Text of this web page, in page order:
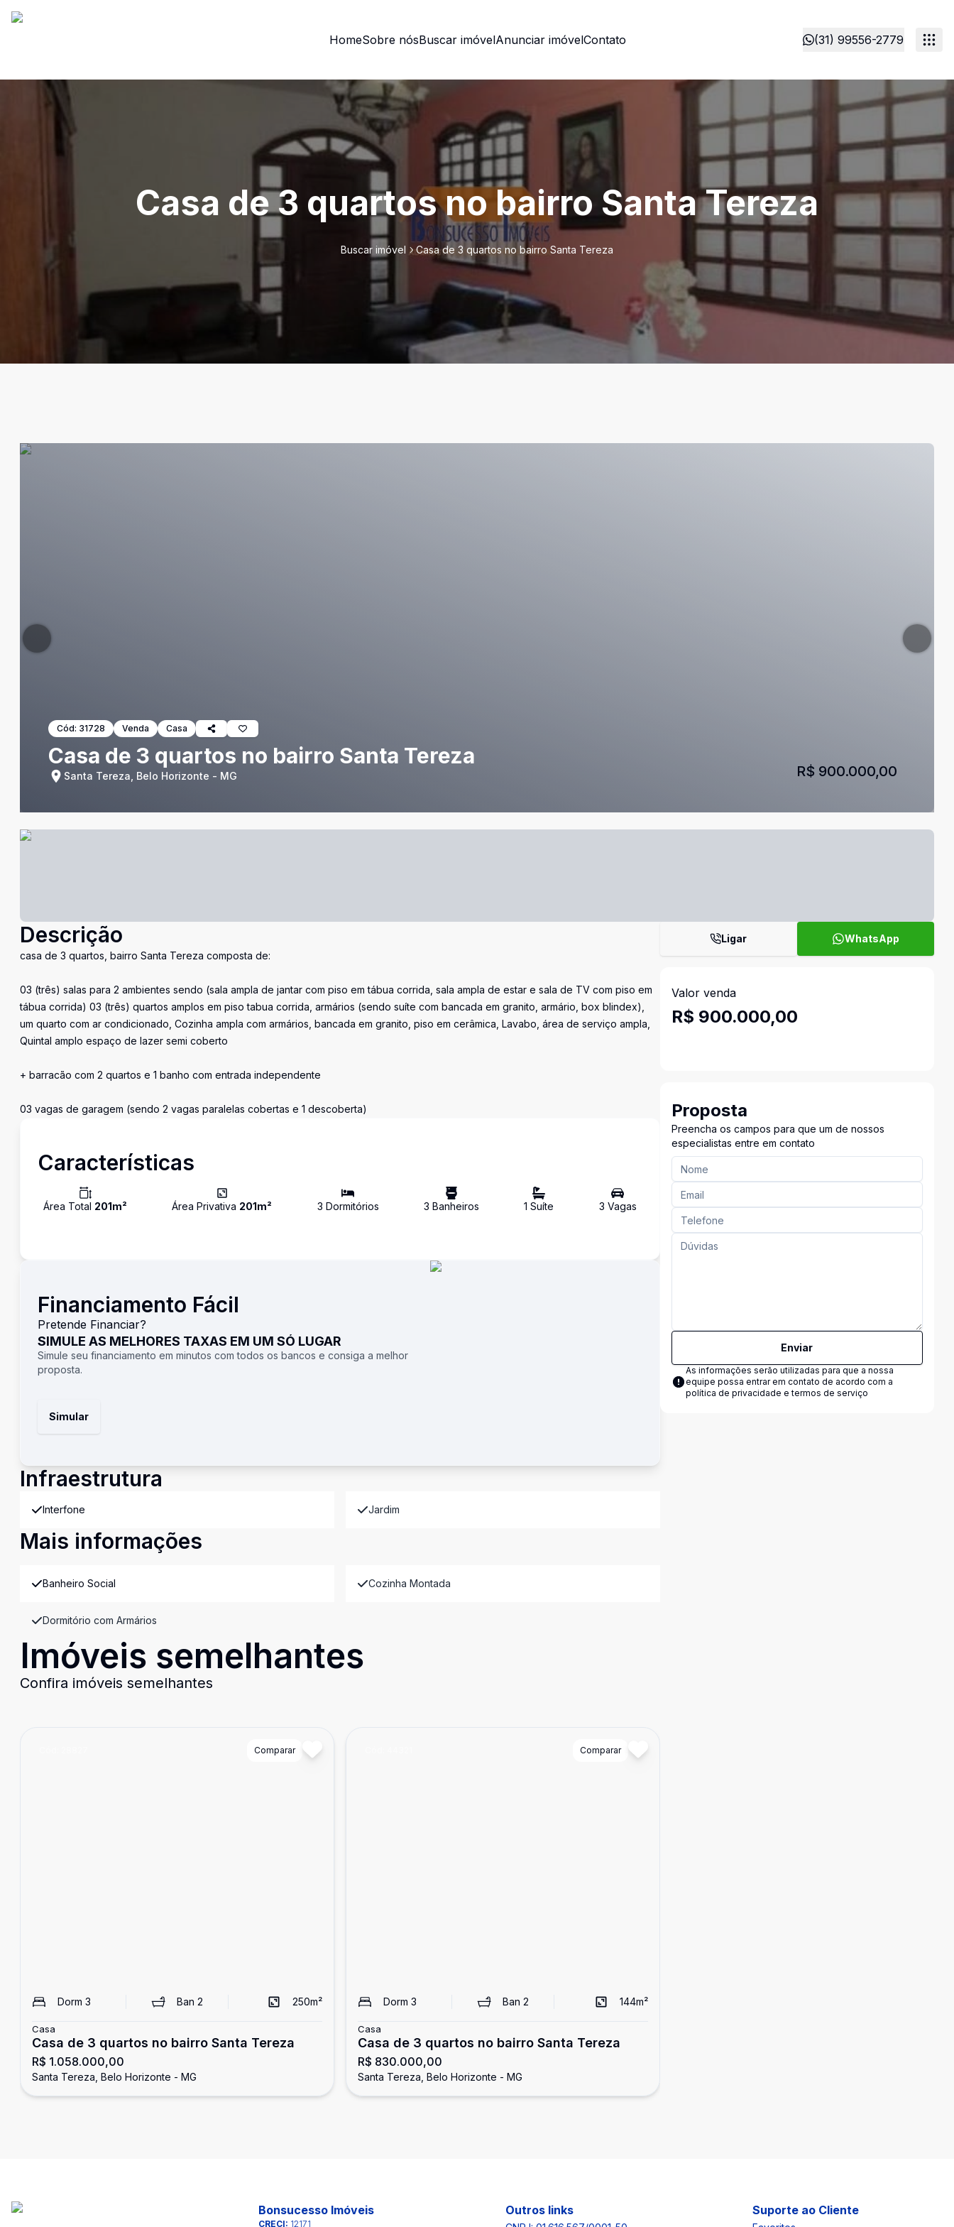
HomeSobre nósBuscar imóvelAnunciar imóvelContato (31) 99556-2779
Casa de 3 quartos no bairro Santa Tereza
Buscar imóvel Casa de 3 quartos no bairro Santa Tereza
Cód: 31728 Venda Casa
Casa de 3 quartos no bairro Santa Tereza
Santa Tereza, Belo Horizonte - MG R$ 900.000,00
Descrição
casa de 3 quartos, bairro Santa Tereza composta de:
03 (três) salas para 2 ambientes sendo (sala ampla de jantar com piso em tábua corrida, sala ampla de estar e sala de TV com piso em
tábua corrida) 03 (três) quartos amplos em piso tabua corrida, armários (sendo suíte com bancada em granito, armário, box blindex),
um quarto com ar condicionado, Cozinha ampla com armários, bancada em granito, piso em cerâmica, Lavabo, área de serviço ampla,
Quintal amplo espaço de lazer semi coberto
+ barracão com 2 quartos e 1 banho com entrada independente
03 vagas de garagem (sendo 2 vagas paralelas cobertas e 1 descoberta)
Características
Área Total 201m² Área Privativa 201m² 3 Dormitórios 3 Banheiros 1 Suíte 3 Vagas
Financiamento Fácil
Pretende Financiar?
SIMULE AS MELHORES TAXAS EM UM SÓ LUGAR
Simule seu financiamento em minutos com todos os bancos e consiga a melhor
proposta.
Simular
Infraestrutura
Interfone Jardim
Mais informações
Banheiro Social Cozinha Montada
Dormitório com Armários
Imóveis semelhantes
Confira imóveis semelhantes
Comparar
Dorm 3 Ban2 250m²
Casa
Casa de 3 quartos no bairro Santa Tereza
R$ 1.058.000,00
Santa Tereza, Belo Horizonte - MG
Comparar
Dorm 3 Ban 2 144m²
Casa
Casa de 3 quartos no bairro Santa Tereza
R$ 830.000,00
Santa Tereza, Belo Horizonte - MG
Ligar WhatsApp
Valor venda
R$ 900.000,00
Proposta
Preencha os campos para que um de nossos
especialistas entre em contato
Enviar
As informações serão utilizadas para que a nossa
equipe possa entrar em contato de acordo com a
política de privacidade e termos de serviço
Bonsucesso Imóveis
CRECI: 12171
Outros links Suporte ao Cliente